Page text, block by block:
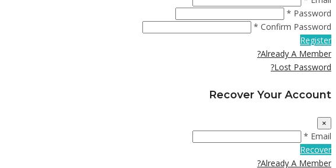
Password *
Confirm Password *
Register
Already A Member?
Lost Password?
Recover Your Account
×
Email *
Recover
Already A Member?